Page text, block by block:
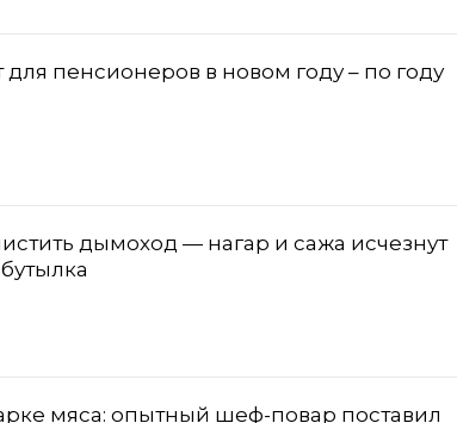
для пенсионеров в новом году – по году
дымоход — нагар и сажа исчезнут
мяса: опытный шеф-повар поставил